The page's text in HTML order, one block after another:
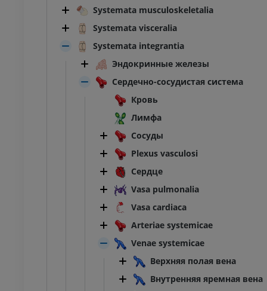
Systemata musculoskeletalia
Systemata visceralia
Systemata integrantia
Эндокринные железы
Сердечно-сосудистая система
Кровь
Лимфа
Сосуды
Plexus vasculosi
Сердце
Vasa pulmonalia
Vasa cardiaca
Arteriae systemicae
Venae systemicae
Верхняя полая вена
Внутренняя яремная вена